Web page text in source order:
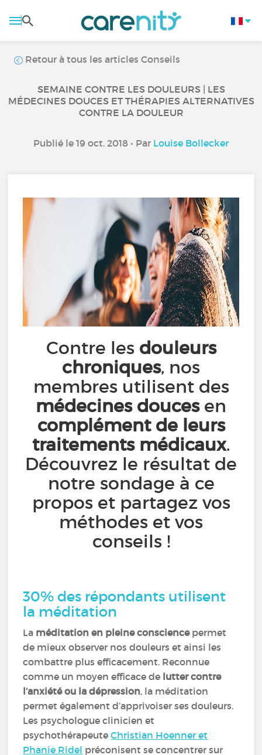
Retour à tous les articles Conseils
SEMAINE CONTRE LES DOULEURS | LES
MÉDECINES DOUCES ET THÉRAPIES ALTERNATIVES
CONTRE LA DOULEUR
Publié le 19 oct. 2018 • Par Louise Bollecker
Contre les douleurs
chroniques, nos
membres utilisent des
médecines doucesen
complément de leurs
traitements médicaux.
Découvrez le résultat de
notre sondage à ce
propos et partagez vos
méthodes et vos
conseils !
30% des répondants utilisent
la méditation
La méditation en pleine consciencepermet
de mieux observer nos douleurs et ainsi les
combattre plus efficacement. Reconnue
comme un moyen efficace de lutter contre
l’anxiété ou la dépression, la méditation
permet également d’apprivoiser ses douleurs.
Les psychologue clinicien et
psychothérapeuteChristian Hoenner et
Phanie Ridel préconisent se concentrer sur